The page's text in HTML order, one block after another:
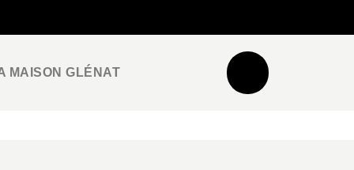
MAISON GLÉNAT